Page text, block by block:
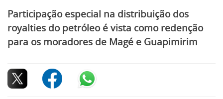
Participação especial na distribuição dos
royalties do petróleo é vista como redenção
para os moradores de Magé e Guapimirim